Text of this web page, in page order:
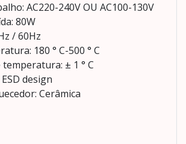
AC220-240V OU AC100-130V
80W
/ 60Hz
180 ° C-500 ° C
± 1 ° C
design
Cerâmica